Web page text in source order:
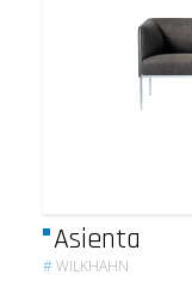
Asienta
#WILKHAHN